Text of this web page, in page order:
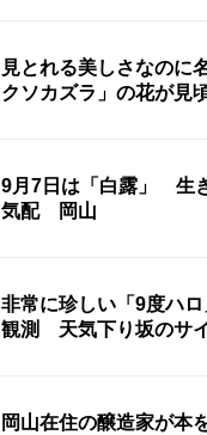
見とれる美しさなのに
クソカズラ」の花が見
9月7日は「白露」 生
気配 岡山
非常に珍しい「9度ハ
観測 天気下り坂のサ
岡山在住の醸造家が